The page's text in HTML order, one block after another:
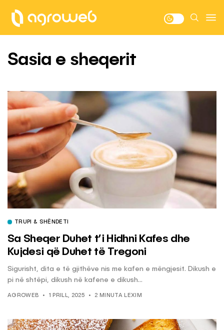
Sasia e sheqerit
TRUPI & SHËNDETI
Sa Sheqer Duhet t’i Hidhni Kafes dhe
Kujdesi që Duhet të Tregoni
Sigurisht, dita e të gjithëve nis me kafen e mëngjesit. Dikush e
pi në shtëpi, dikush në kafene e dikush...
AGROWEB 1 PRILL, 2025 2 MINUTA LEXIM